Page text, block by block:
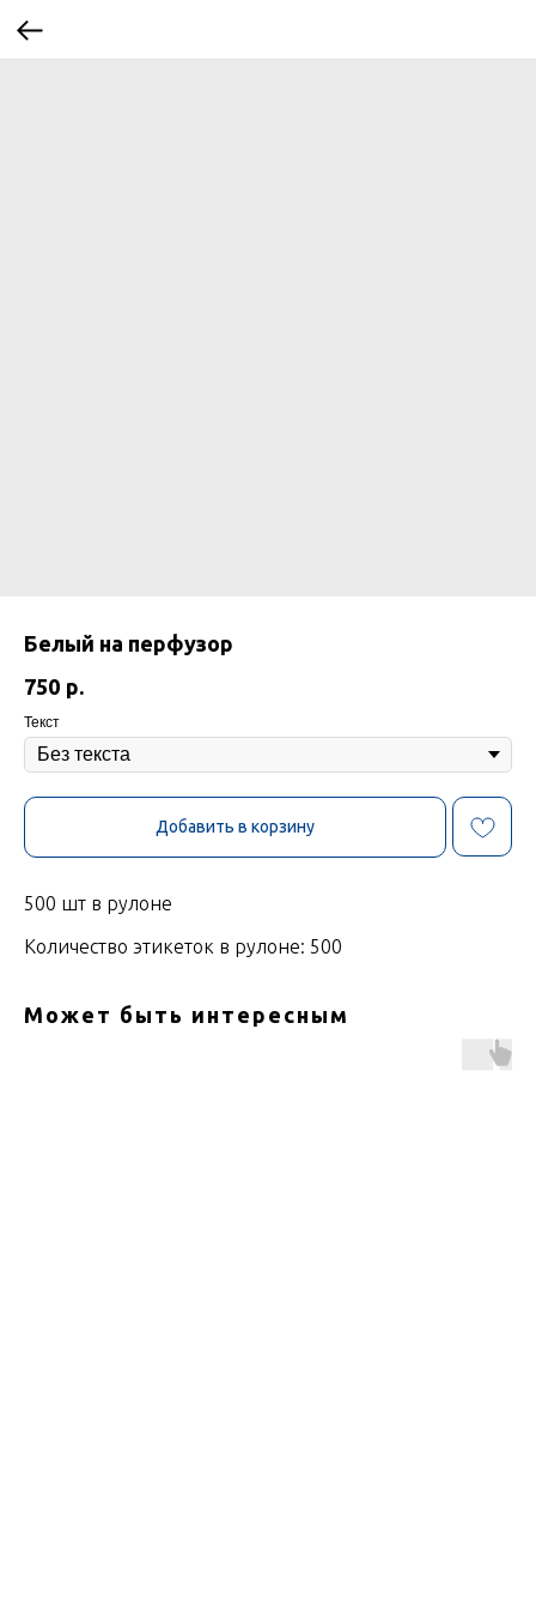
Белый на перфузор
750 р.
Текст
Добавить в корзину
500 шт в рулоне
Количество этикеток в рулоне: 500
Может быть интересным